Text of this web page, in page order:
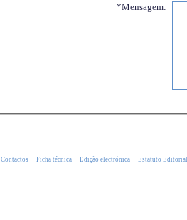
*Mensagem:
Contactos Ficha técnica Edição electrónica Estatuto Editorial